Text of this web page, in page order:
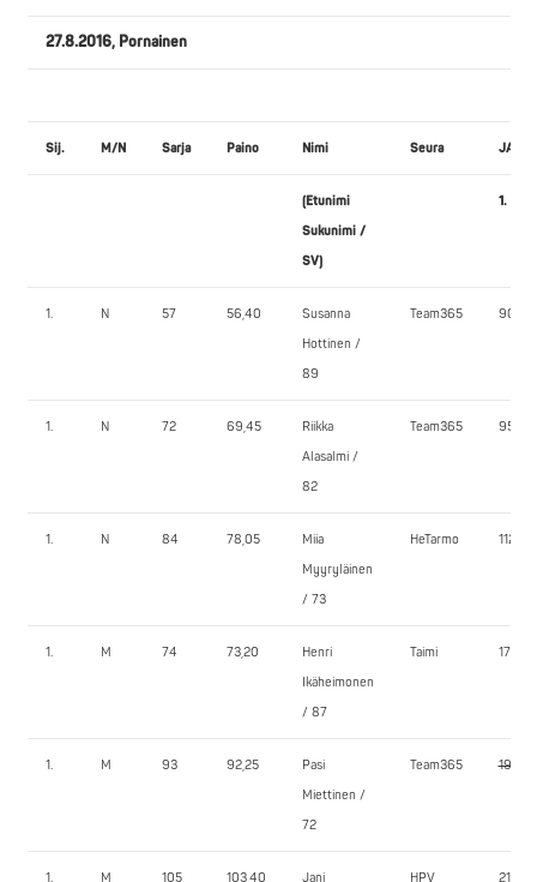
27.8.2016, Pornainen
Sij. M/N Sarja Paino Nimi Seura
(Etunimi
Sukunimi /
SV)
1.
1. N 57 56,40
Susanna
Hottinen /
89
Team365 90,0
1. N 72 69,45
Riikka
Alasalmi /
82
Team365 95,0
1. N 84 78,05
Miia
Myyryläinen
/ 73
HeTarmo 112,5
1. M 74 73,20
Henri
Ikäheimonen
/ 87
Taimi 170,0
1. M 93 92,25
Pasi
Miettinen /
72
Team365 190,0
1. M 105 103,40
Jani
HPV 215,0